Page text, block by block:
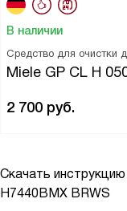
В наличии
Средство для очистки
Miele GP CL H
2 700 руб.
Скачать
H7440BMX BRWS